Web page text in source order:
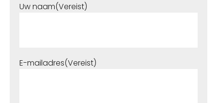
Uw naam(Vereist)
E-mailadres(Vereist)